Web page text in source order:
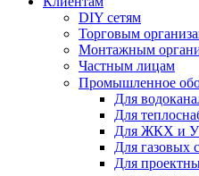
DIY сетям
Торговым
Монтажным
Частным лицам
Промышленное
Для
Для
Для ЖКХ и
Для газовых
Для